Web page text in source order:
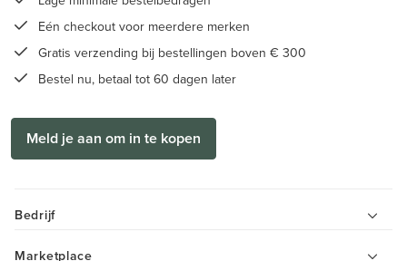
Eén checkout voor meerdere merken
Gratis verzending bij bestellingen boven € 300
Bestel nu, betaal tot 60 dagen later
Meld je aan om in te kopen
Bedrijf
Marketplace